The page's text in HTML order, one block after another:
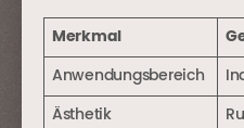
Merkmal
Anwendungsbereich
Ästhetik